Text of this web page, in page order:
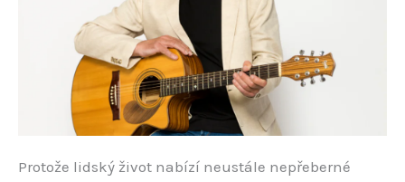
Protože lidský život nabízí neustále nepřeberné